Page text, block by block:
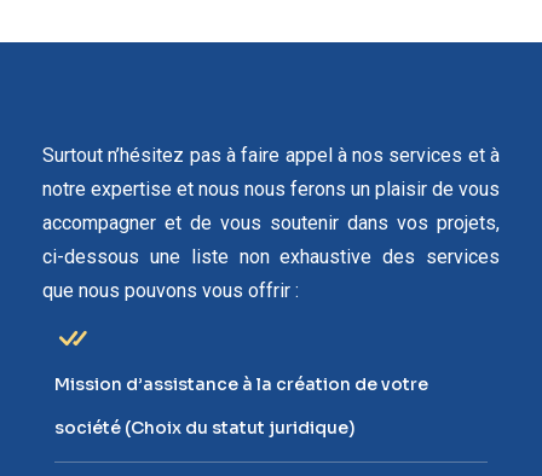
Surtout n’hésitez pas à faire appel à nos services et à
notre expertise et nous nous ferons un plaisir de vous
accompagner et de vous soutenir dans vos projets,
ci-dessous une liste non exhaustive des services
que nous pouvons vous offrir :
Mission d’assistance à la création de votre
société (Choix du statut juridique)